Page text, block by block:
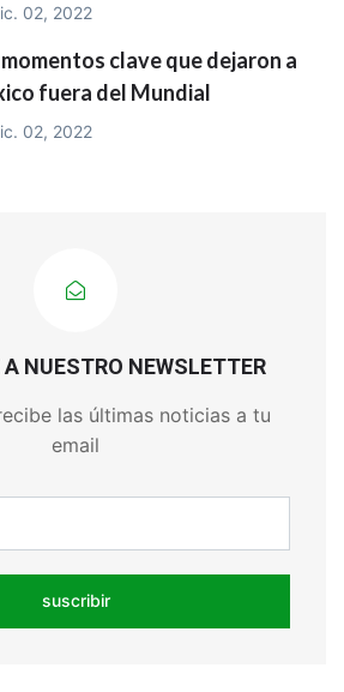
02, 2022
clave que dejaron a
fuera del Mundial
02, 2022
A NUESTRO NEWSLETTER
las últimas noticias a tu
email
suscribir